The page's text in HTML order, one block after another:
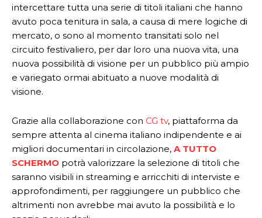
intercettare tutta una serie di titoli italiani che hanno
avuto poca tenitura in sala, a causa di mere logiche di
mercato, o sono al momento transitati solo nel
circuito festivaliero, per dar loro una nuova vita, una
nuova possibilità di visione per un pubblico più ampio
e variegato ormai abituato a nuove modalità di
visione.
Grazie alla collaborazione con CG tv, piattaforma da
sempre attenta al cinema italiano indipendente e ai
migliori documentari in circolazione, A TUTTO
SCHERMO potrà valorizzare la selezione di titoli che
saranno visibili in streaming e arricchiti di interviste e
approfondimenti, per raggiungere un pubblico che
altrimenti non avrebbe mai avuto la possibilità e lo